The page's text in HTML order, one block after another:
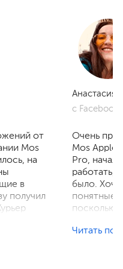
от
Mos
на
в
получил
и
Анастасия
с Facebook
Очень
Mos
Pro, начал
работать,
было. Хочу
понятные
поскольку
Читать